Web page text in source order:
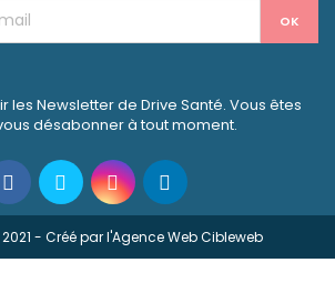
les Newsletter de Drive Santé. Vous êtes
désabonner à tout moment.
- Créé par l'Agence Web Cibleweb